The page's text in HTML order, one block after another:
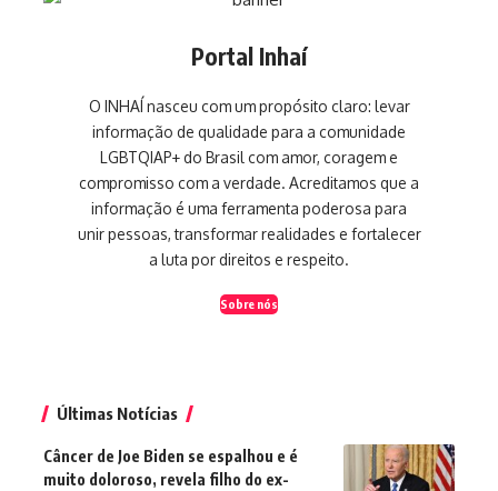
Portal Inhaí
O INHAÍ nasceu com um propósito claro: levar
informação de qualidade para a comunidade
LGBTQIAP+ do Brasil com amor, coragem e
compromisso com a verdade. Acreditamos que a
informação é uma ferramenta poderosa para
unir pessoas, transformar realidades e fortalecer
a luta por direitos e respeito.
Sobre nós
Últimas Notícias
Câncer de Joe Biden se espalhou e é
muito doloroso, revela filho do ex-